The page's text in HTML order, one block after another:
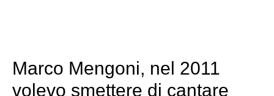
Marco Mengoni, nel 2011
volevo smettere di cantare